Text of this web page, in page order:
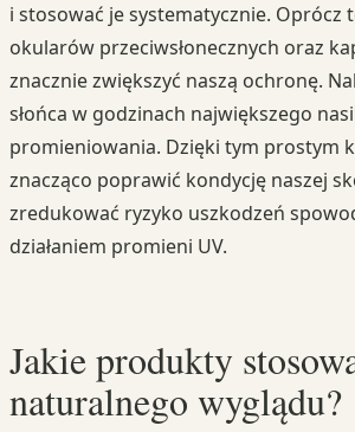
i stosować je systematycznie. Oprócz
okularów przeciwsłonecznych oraz
znacznie zwiększyć naszą ochronę.
słońca w godzinach największego
promieniowania. Dzięki tym prostym
znacząco poprawić kondycję naszej
zredukować ryzyko uszkodzeń
działaniem promieni UV.
Jakie produkty
naturalnego wyglądu?